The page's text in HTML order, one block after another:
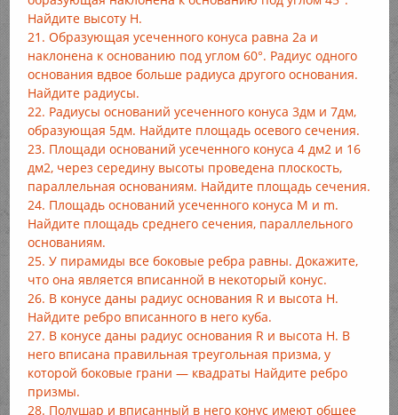
Найдите высоту Н.
21. Образующая усеченного конуса равна 2a и
наклонена к основанию под углом 60°. Радиус одного
основания вдвое больше радиуса другого основания.
Найдите радиусы.
22. Радиусы оснований усеченного конуса 3дм и 7дм,
образующая 5дм. Найдите площадь осевого сечения.
23. Площади оснований усеченного конуса 4 дм2 и 16
дм2, через середину высоты проведена плоскость,
параллельная основаниям. Найдите площадь сечения.
24. Площадь оснований усеченного конуса M и m.
Найдите площадь среднего сечения, параллельного
основаниям.
25. У пирамиды все боковые ребра равны. Докажите,
что она является вписанной в некоторый конус.
26. В конусе даны радиус основания R и высота H.
Найдите ребро вписанного в него куба.
27. В конусе даны радиус основания R и высота H. В
него вписана правильная треугольная призма, у
которой боковые грани — квадраты Найдите ребро
призмы.
28. Полушар и вписанный в него конус имеют общее